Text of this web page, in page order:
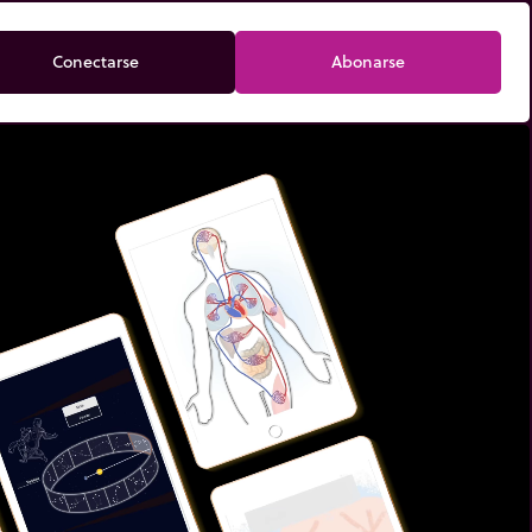
Conectarse Abonarse